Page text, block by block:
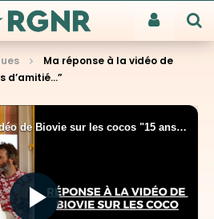
Ma réponse à la vidéo de
d’amitié…”